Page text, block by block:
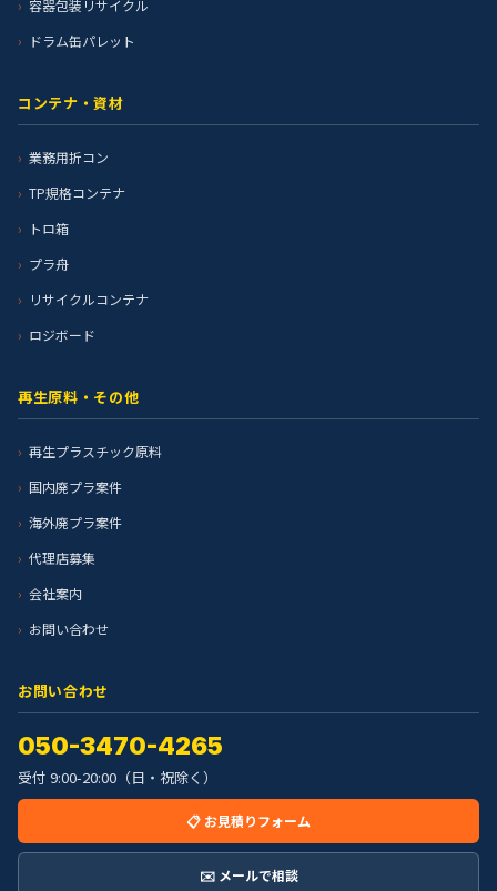
容器包装リサイクル
ドラム缶パレット
コンテナ・資材
業務用折コン
TP規格コンテナ
トロ箱
プラ舟
リサイクルコンテナ
ロジボード
再生原料・その他
再生プラスチック原料
国内廃プラ案件
海外廃プラ案件
代理店募集
会社案内
お問い合わせ
お問い合わせ
050-3470-4265
受付 9:00-20:00（日・祝除く）
📋 お見積りフォーム
✉️ メールで相談